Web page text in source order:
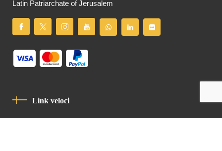
Latin Patriarchate of Jerusalem
Link veloci